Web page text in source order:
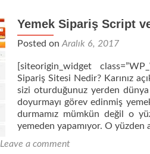
Yemek Sipariş Script
Posted on Aralık 6, 2017
[siteorigin_widget
Sipariş Sitesi Nedir? Karınız
sizi oturduğunuz yerden dünya
doyurmayı görev edinmiş
durmamız mümkün değil o
yemeden yapamıyor. O
Leave a comment